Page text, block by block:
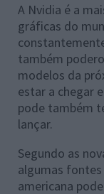
A Nvidia é a
gráficas do
também
modelos da
estar a chegar
pode também
lançar.
Segundo as
algumas
americana